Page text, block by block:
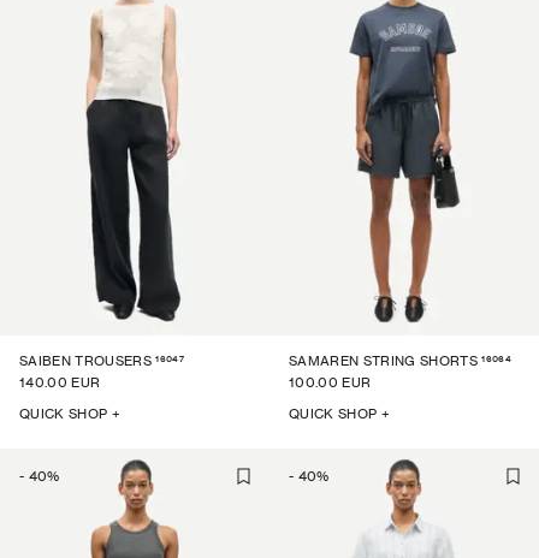
SAIBEN TROUSERS 16047
140.00 EUR
QUICK SHOP +
SAMAREN STRING SHORTS 16064
100.00 EUR
QUICK SHOP +
- 40% - 40%